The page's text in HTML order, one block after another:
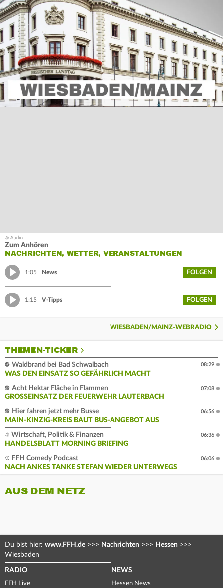
Zum Anhören
NACHRICHTEN, WETTER, VERANSTALTUNGEN
1:05 News FOLGEN
1:15 V-Tipps FOLGEN
WIESBADEN/MAINZ-WEBRADIO
THEMEN-TICKER
Waldbrand bei Bad Schwalbach
WAS DEN EINSATZ SO GEFÄHRLICH MACHT
08:29
Acht Hektar Fläche in Flammen
GROSSEINSATZ DER FEUERWEHR LAUTERBACH
07:08
Hier fahren jetzt mehr Busse
MAIN-KINZIG-KREIS BAUT BUS-ANGEBOT AUS
06:56
Wirtschaft, Politik & Finanzen
HANDELSBLATT MORNING BRIEFING
06:36
FFH Comedy Podcast
NACH ANKES TANKE STEFAN WIEDER UNTERWEGS
06:06
AUS DEM NETZ
Du bist hier: www.FFH.de >>> Nachrichten >>> Hessen >>>
Wiesbaden
RADIO
FFH Live
NEWS
Hessen News